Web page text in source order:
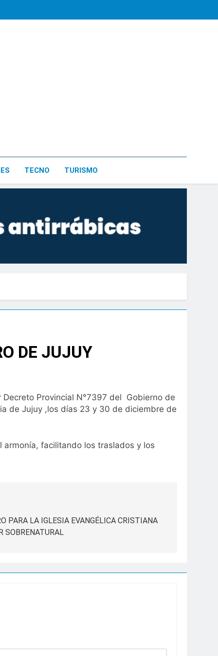
TECNO TURISMO
DE JUJUY
Provincial N°7397 del Gobierno de
de Jujuy ,los días 23 y 30 de diciembre de
facilitando los traslados y los
PARA LA IGLESIA EVANGÉLICA CRISTIANA
SOBRENATURAL